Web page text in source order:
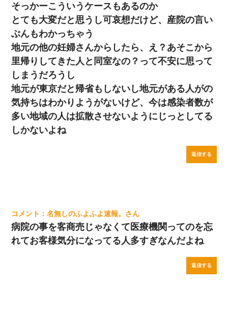
そっかーこういうケースもあるのか
とても大変だと思うし可哀想だけど、産院の言い
ぶんもわかっちゃう
地元の他の妊婦さんからしたら、え？あそこから
里帰りしてきた人と同室なの？って不安に思って
しまうだろうし
地元が東京だと帰省もしないし地元がある人がの
気持ちはわかりようがないけど、今は感染者数が
多い地域の人は拡散させないようにじっとしてる
しかないよね
返信する
名無しのふよふよ速報。
病院の事を客商売じゃなくて医療機関ってのを忘
れてお客様気分になってる人多すぎなんだよね
返信する